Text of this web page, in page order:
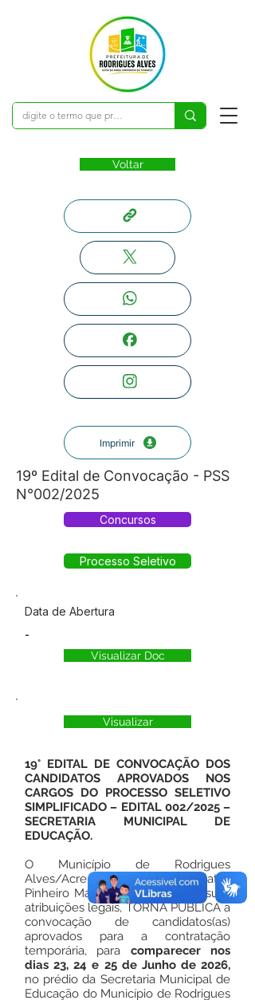
Voltar
Imprimir
19º Edital de Convocação - PSS
N°002/2025
Concursos
Processo Seletivo
Data de Abertura
-
Visualizar Doc
Visualizar
19° EDITAL DE CONVOCAÇÃO DOS
CANDIDATOS APROVADOS NOS
CARGOS DO PROCESSO SELETIVO
SIMPLIFICADO – EDITAL 002/2025 –
SECRETARIA MUNICIPAL DE
EDUCAÇÃO.
O Município de Rodrigues
Alves/Acre, pelo Prefeito Salatiel
Pinheiro Magalhães, no uso de suas
atribuições legais, TORNA PÚBLICA a
convocação de candidatos(as)
aprovados para a contratação
temporária, para comparecer nos
dias 23, 24 e 25 de Junho de 2026,
no prédio da Secretaria Municipal de
Educação do Município de Rodrigues